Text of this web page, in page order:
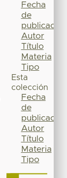
Fecha
de
publicación
Autor
Título
Materia
Tipo
Esta
colección
Fecha
de
publicación
Autor
Título
Materia
Tipo